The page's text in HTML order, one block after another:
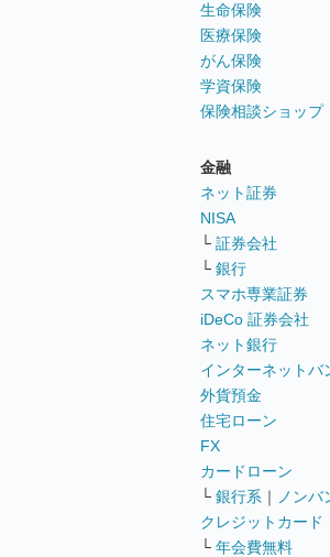
生命保険
医療保険
がん保険
学資保険
保険相談ショップ
金融
ネット証券
NISA
└ 証券会社
└ 銀行
スマホ専業証券
iDeCo 証券会社
ネット銀行
インターネットバ
外貨預金
住宅ローン
FX
カードローン
└ 銀行系 ｜
ノンバ
クレジットカード
└ 年会費無料